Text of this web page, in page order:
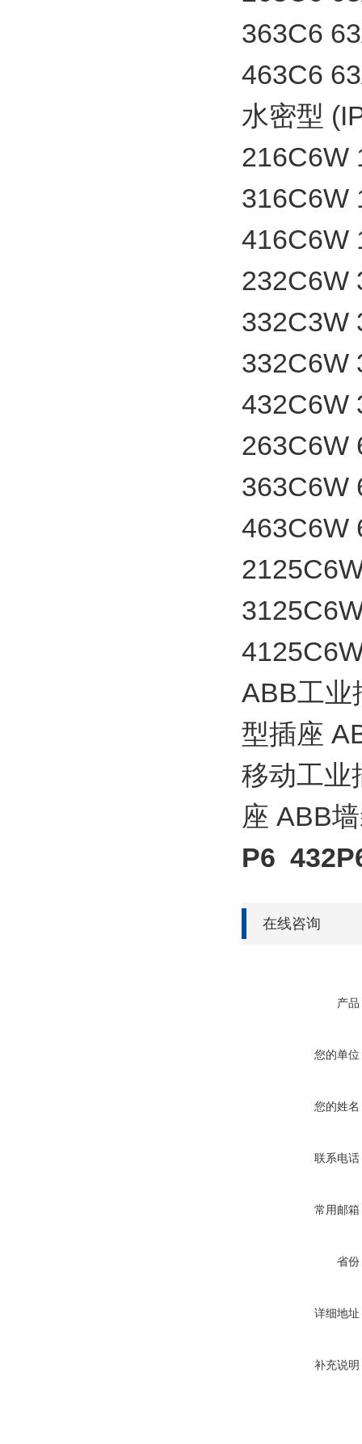
363C6
463C6
水密型
216C6W
316C6W
416C6W
232C6W
332C3W
332C6W
432C6W
263C6W
363C6W
463C6W
ABB工
型插座
移动工
座 ABB
P6
在线咨询
产品
您的单位
您的姓名
联系电话
常用邮箱
省份
详细地址
补充说明